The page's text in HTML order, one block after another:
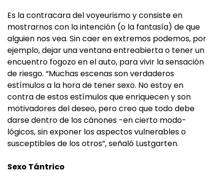
Es la contracara del voyeurismo y consiste en
mostrarnos con la intención (o la fantasía) de que
alguien nos vea. Sin caer en extremos podemos, por
ejemplo, dejar una ventana entreabierta o tener un
encuentro fogozo en el auto, para vivir la sensación
de riesgo. “Muchas escenas son verdaderos
estímulos a la hora de tener sexo. No estoy en
contra de estos estímulos que enriquecen y son
motivadores del deseo, pero creo que todo debe
darse dentro de los cánones -en cierto modo-
lógicos, sin exponer los aspectos vulnerables o
susceptibles de los otros”, señaló Lustgarten.
Sexo Tántrico